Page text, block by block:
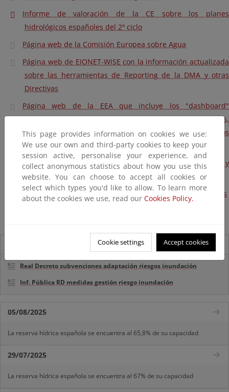
Informe de valoración de la CE sobre los planes
hidrológicos españoles del 2º ciclo
Página web de la Comisión Europea sobre Agua
Página web de EIONET-WISE con la información actualizada
sobre las herramientas de Reporting de la DMA y otras
Directivas
Página web de la EEA que incluye los "dashboard"
(herramienta de visualización mediante tablas interactivas,
gráficos y mapas, de los datos reportados por todos los
Estados miembro, a escalas de UE, EM o DH)
Plan de Depuración, Saneamiento, Eficiencia, Ahorro y
Reutilización (Plan DSEAR)
Otros documentos relacionados con los planes hidrológicos
Real Decreto subvenciones adaptación riesgos inundación
Inf. Pública RD medidas gestión riesgo inundación
05/08/2025
La reserva hídrica española se encuentra al 65,8% de su capacidad
29/07/2025
La reserva hídrica española se encuentra al 67% de su capacidad
This page provides information on cookies we use:
We use our own and third-party cookies to keep your
session active, personalise your experience, and
collect anonymous statistics about how you use this
website. You can choose to accept all cookies or
select which types you'd like to allow. To learn more
about the cookies we use, read our Cookies Policy.
Cookie settings Accept cookies